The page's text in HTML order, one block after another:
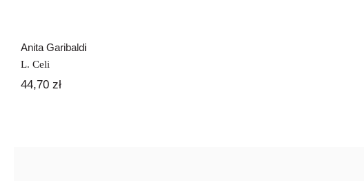
Anita Garibaldi
L. Celi
44,70 zł